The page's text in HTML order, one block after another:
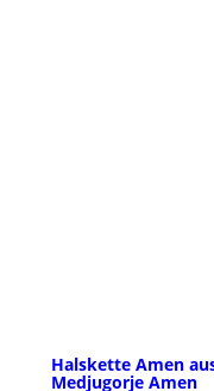
Halskette Amen
Medjugorje Amen